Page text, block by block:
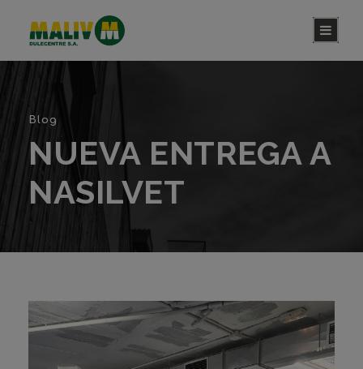
Blog
NUEVA ENTREGA A
NASILVET